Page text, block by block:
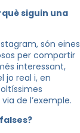
siguin una
són eines
per compartir
interessant,
jo real i, en
de l’exemple.